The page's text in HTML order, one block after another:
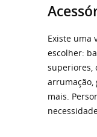
Existe uma
escolher:
superiores,
arrumação,
mais.